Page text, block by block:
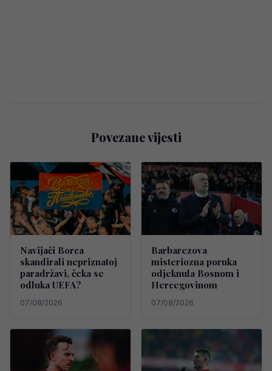
Povezane vijesti
Navijači Borca
skandirali nepriznatoj
paradržavi, čeka se
odluka UEFA?
07/08/2026
Barbarezova
misteriozna poruka
odjeknula Bosnom i
Hercegovinom
07/08/2026